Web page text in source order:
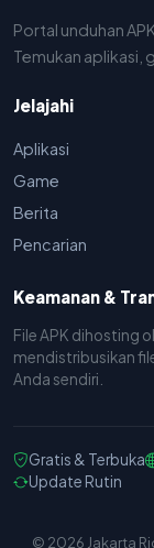
Portal unduhan
Temukan aplikasi,
Jelajahi
Aplikasi
Game
Berita
Pencarian
Keamanan &
File APK dihosting
mendistribusikan
Anda sendiri.
Gratis & Terbuka
Update Rutin
© 2026 Jakarta